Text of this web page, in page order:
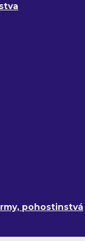
pohostinstvá